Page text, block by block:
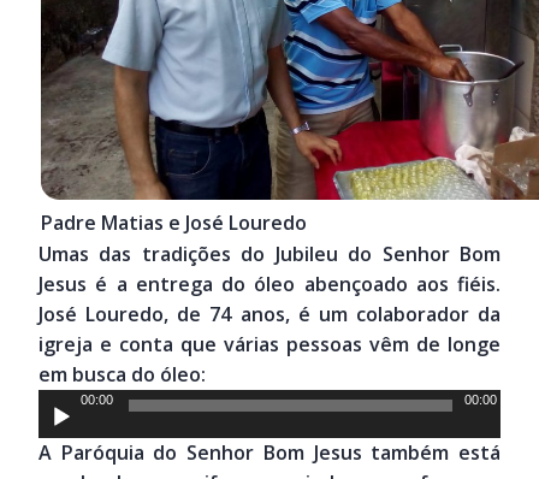
Padre Matias e José Louredo
Umas das tradições do Jubileu do Senhor Bom
Jesus é a entrega do óleo abençoado aos fiéis.
José Louredo, de 74 anos, é um colaborador da
igreja e conta que várias pessoas vêm de longe
em busca do óleo:
Tocador
de
áudio
00:00 00:00
A Paróquia do Senhor Bom Jesus também está